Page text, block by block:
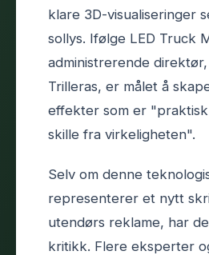
klare 3D-visualiseringer
sollys. Ifølge LED Truck
administrerende
Trilleras, er målet å
effekter som er
skille fra virkeligheten".
Selv om denne
representerer et nytt
utendørs reklame, har
kritikk. Flere eksperter